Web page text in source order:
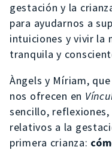
gestación y la
para ayudarnos a
intuiciones y vivir la
tranquila y
Àngels y Míriam,
nos ofrecen en
sencillo,
relativos a la
primera crianza: